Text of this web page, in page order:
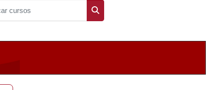
cursos